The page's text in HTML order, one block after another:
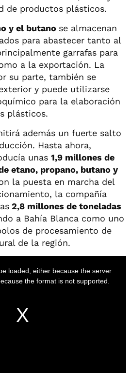
de productos plásticos.
y el butano se almacenan
para abastecer tanto al
garrafas para
a la exportación. La
su parte, también se
y puede utilizarse
para la elaboración
plásticos.
además un fuerte salto
Hasta ahora,
unas 1,9 millones de
etano, propano, butano y
la puesta en marcha del
la compañía
2,8 millones de toneladas
a Bahía Blanca como uno
de procesamiento de
de la región.